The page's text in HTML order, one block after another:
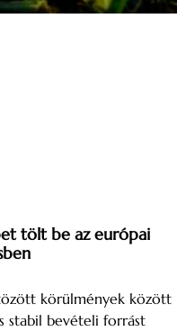
tölt be az európai
körülmények között
stabil bevételi forrást